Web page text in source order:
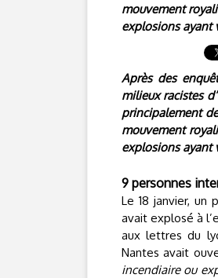
mouvement
explosions ayant
Après des
milieux racistes
principalement
mouvement
explosions ayant
9 personnes
Le 18 janvier,
avait explosé à
aux lettres du
Nantes avait
incendiaire ou